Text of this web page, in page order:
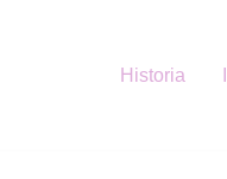
Historia